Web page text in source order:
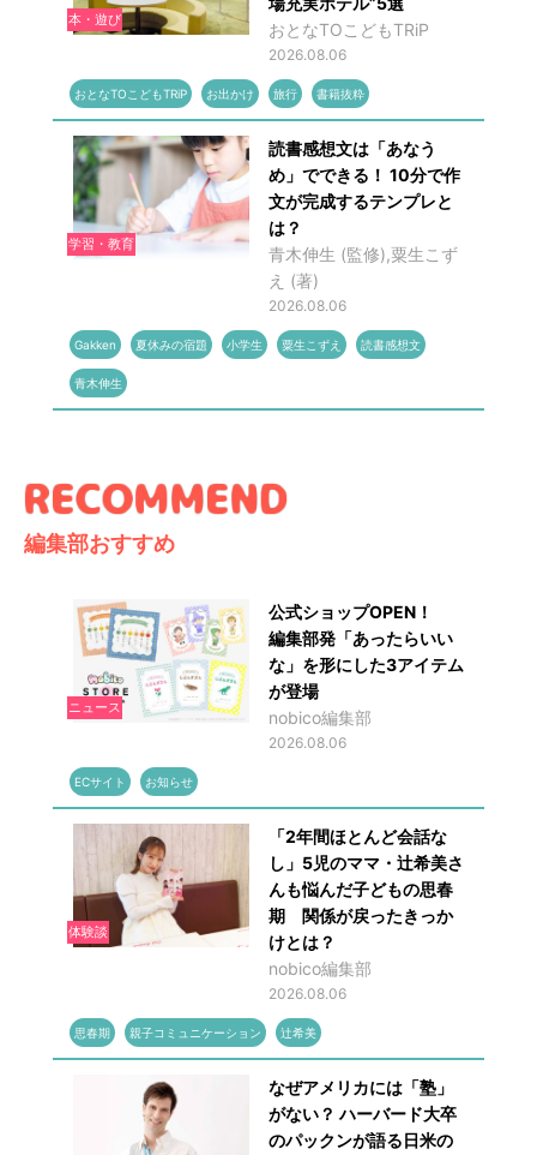
本・遊び
おとなTOこどもTRiP
2026.08.06
おとなTOこどもTRiP お出かけ 旅行 書籍抜粋
学習・教育
読書感想文は「あなう
め」でできる！ 10分で作
文が完成するテンプレと
は？
青木伸生 (監修),粟生こず
え (著)
2026.08.06
Gakken 夏休みの宿題 小学生 粟生こずえ 読書感想文
青木伸生
編集部おすすめ
ニュース
公式ショップOPEN！
編集部発「あったらいい
な」を形にした3アイテム
が登場
nobico編集部
2026.08.06
ECサイト お知らせ
体験談
「2年間ほとんど会話な
し」5児のママ・辻希美さ
んも悩んだ子どもの思春
期 関係が戻ったきっか
けとは？
nobico編集部
2026.08.06
思春期 親子コミュニケーション 辻希美
なぜアメリカには「塾」
がない？ ハーバード大卒
のパックンが語る日米の